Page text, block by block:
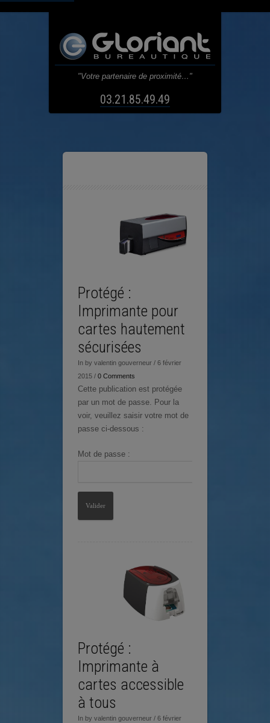
"Votre partenaire de proximité…"
03.21.85.49.49
Protégé :
Imprimante pour
cartes hautement
sécurisées
In by valentin gouverneur / 6 février
2015 / 0 Comments
Cette publication est protégée
par un mot de passe. Pour la
voir, veuillez saisir votre mot de
passe ci-dessous :
Mot de passe :
Protégé :
Imprimante à
cartes accessible
à tous
In by valentin gouverneur / 6 février